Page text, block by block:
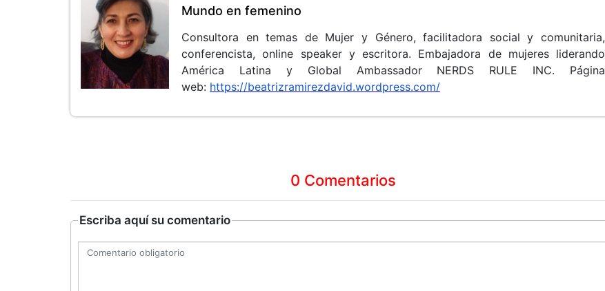
Mundo en femenino
Consultora en temas de Mujer y Género, facilitadora social y comunitaria,
conferencista, online speaker y escritora. Embajadora de mujeres liderando
América Latina y Global Ambassador NERDS RULE INC. Página
web: https://beatrizramirezdavid.wordpress.com/
0 Comentarios
Escriba aquí su comentario